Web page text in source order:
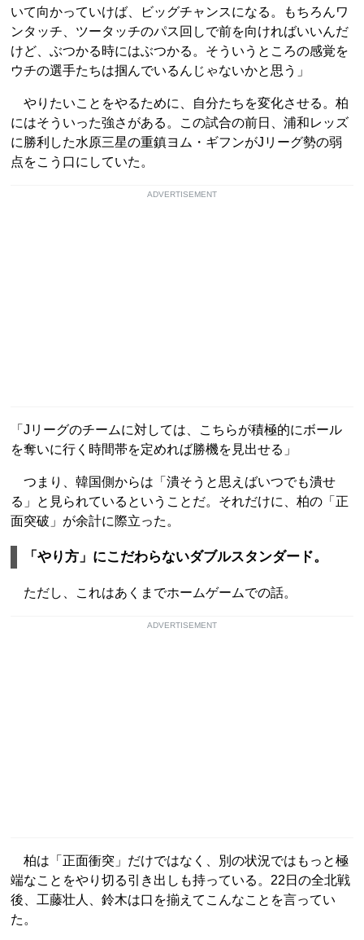
いて向かっていけば、ビッグチャンスになる。もちろんワ
ンタッチ、ツータッチのパス回しで前を向ければいいんだ
けど、ぶつかる時にはぶつかる。そういうところの感覚を
ウチの選手たちは掴んでいるんじゃないかと思う」
やりたいことをやるために、自分たちを変化させる。柏
にはそういった強さがある。この試合の前日、浦和レッズ
に勝利した水原三星の重鎮ヨム・ギフンがJリーグ勢の弱
点をこう口にしていた。
ADVERTISEMENT
「Jリーグのチームに対しては、こちらが積極的にボール
を奪いに行く時間帯を定めれば勝機を見出せる」
つまり、韓国側からは「潰そうと思えばいつでも潰せ
る」と見られているということだ。それだけに、柏の「正
面突破」が余計に際立った。
「やり方」にこだわらないダブルスタンダード。
ただし、これはあくまでホームゲームでの話。
ADVERTISEMENT
柏は「正面衝突」だけではなく、別の状況ではもっと極
端なことをやり切る引き出しも持っている。22日の全北戦
後、工藤壮人、鈴木は口を揃えてこんなことを言ってい
た。